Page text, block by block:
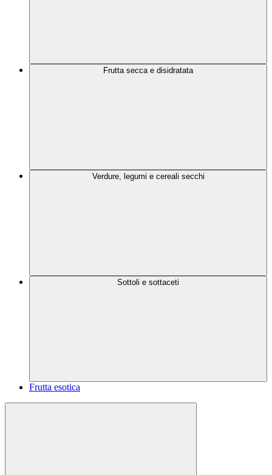
Frutta secca e disidratata
Verdure, legumi e cereali secchi
Sottoli e sottaceti
Frutta esotica